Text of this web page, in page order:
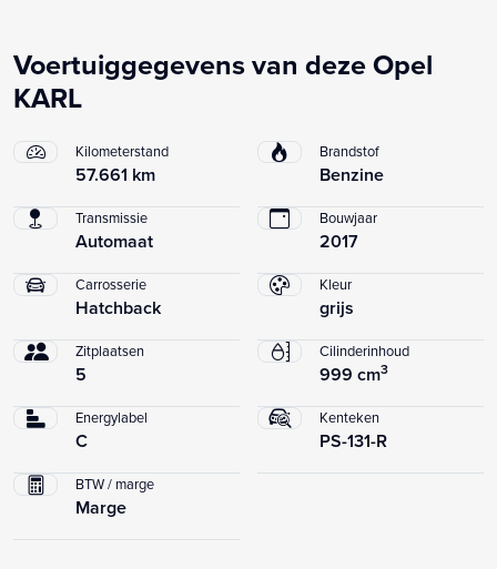
Voertuiggegevens van deze Opel
KARL
Kilometerstand
57.661 km
Brandstof
Benzine
Transmissie
Automaat
Bouwjaar
2017
Carrosserie
Hatchback
Kleur
grijs
Zitplaatsen
5
Cilinderinhoud
999 cm3
Energylabel
C
Kenteken
PS-131-R
BTW / marge
Marge